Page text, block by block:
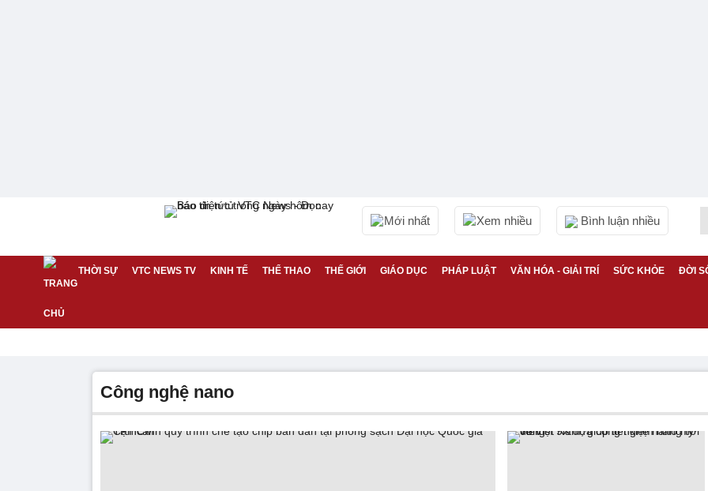
Mới nhất Xem nhiều Bình luận nhiều
THỜI SỰ VTC NEWS TV KINH TẾ THỂ THAO THẾ GIỚI GIÁO DỤC PHÁP LUẬT VĂN HÓA - GIẢI TRÍ SỨC KHỎE ĐỜI
công nghệ nano